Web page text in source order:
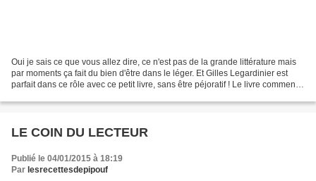
Oui je sais ce que vous allez dire, ce n'est pas de la grande littérature mais
par moments ça fait du bien d'être dans le léger. Et Gilles Legardinier est
parfait dans ce rôle avec ce petit livre, sans être péjoratif ! Le livre commence
LE COIN DU LECTEUR
Publié le 04/01/2015 à 18:19
Par lesrecettesdepipouf